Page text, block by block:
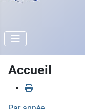
Accueil